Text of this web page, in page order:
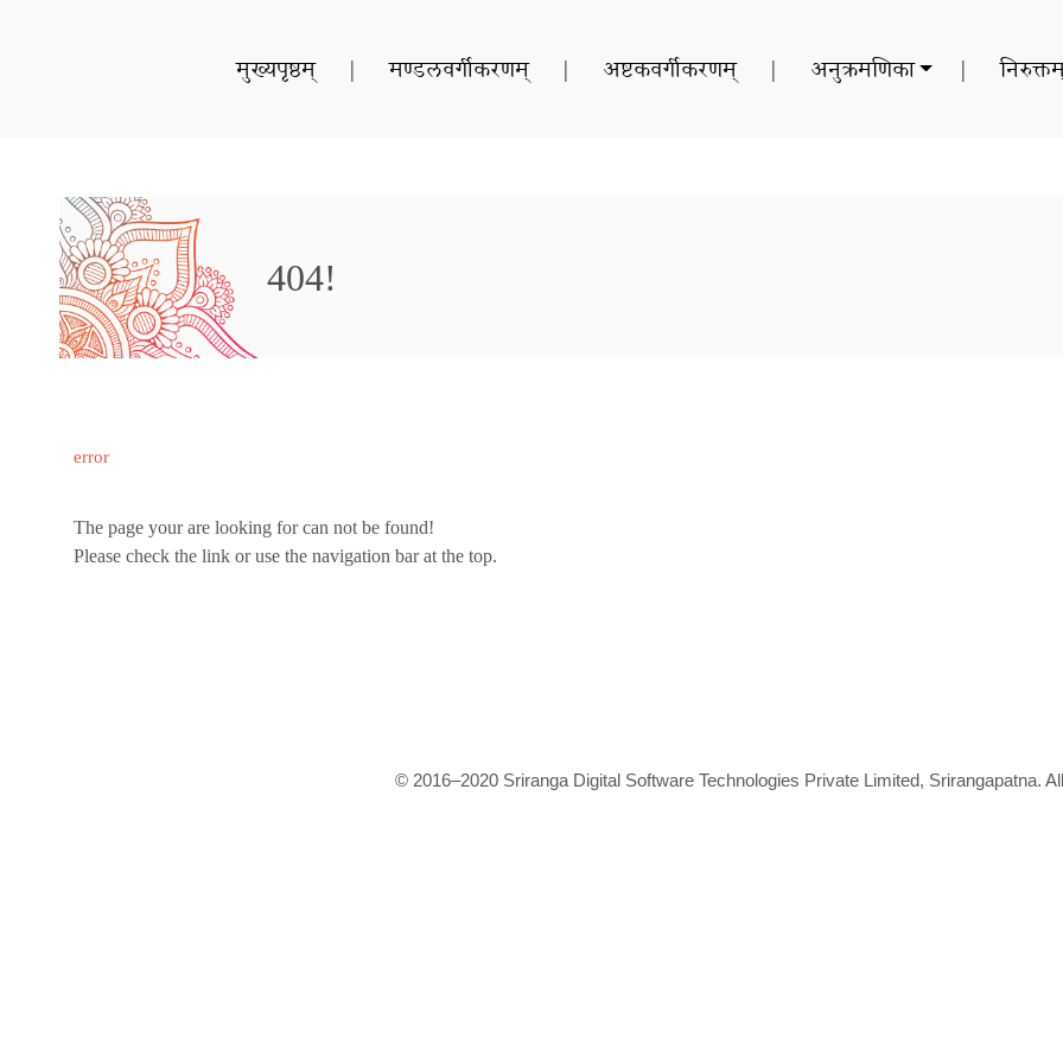
मुख्यपृष्ठम् | मण्डलवर्गीकरणम् | अष्टकवर्गीकरणम् | अनुक्रमणिका |
404!
error
The page your are looking for can not be found!
Please check the link or use the navigation bar at the top.
© 2016–2020 Sriranga Digital Software Technologies Private Limited, Srirangapatna.